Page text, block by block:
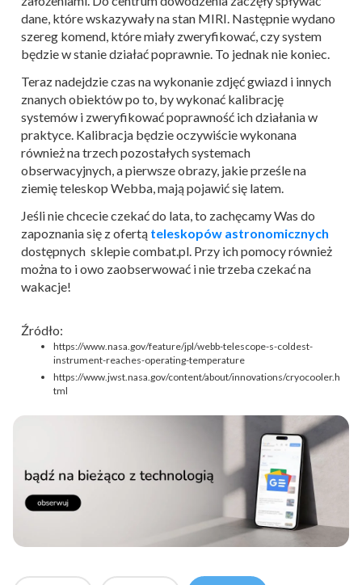
dane, które wskazywały na stan MIRI. Następnie wydano
szereg komend, które miały zweryfikować, czy system
będzie w stanie działać poprawnie. To jednak nie koniec.
Teraz nadejdzie czas na wykonanie zdjęć gwiazd i innych
znanych obiektów po to, by wykonać kalibrację
systemów i zweryfikować poprawność ich działania w
praktyce. Kalibracja będzie oczywiście wykonana
również na trzech pozostałych systemach
obserwacyjnych, a pierwsze obrazy, jakie prześle na
ziemię teleskop Webba, mają pojawić się latem.
Jeśli nie chcecie czekać do lata, to zachęcamy Was do
zapoznania się z ofertą teleskopów astronomicznych
dostępnych sklepie combat.pl. Przy ich pomocy również
można to i owo zaobserwować i nie trzeba czekać na
wakacje!
Źródło:
https://www.nasa.gov/feature/jpl/webb-telescope-s-coldest-
instrument-reaches-operating-temperature
https://www.jwst.nasa.gov/content/about/innovations/cryocooler.h
tml